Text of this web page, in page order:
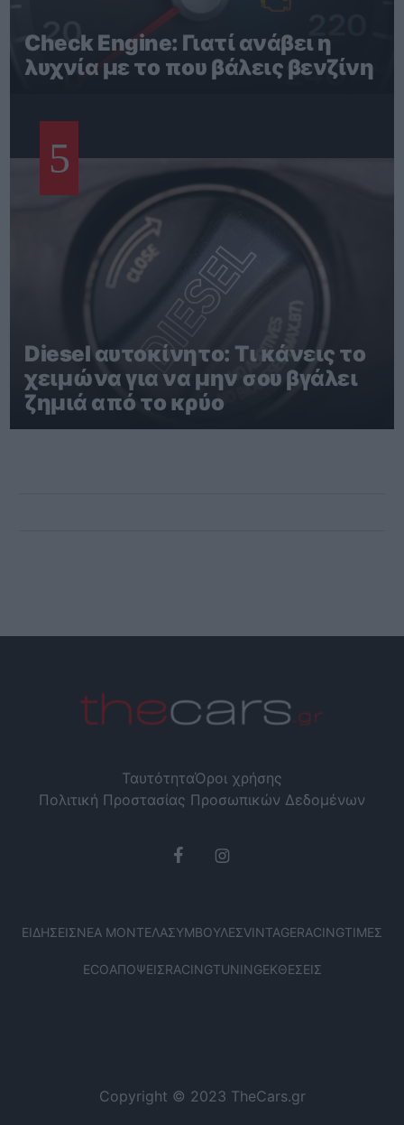
Check Engine: Γιατί ανάβει η
λυχνία με το που βάλεις βενζίνη
5
Diesel αυτοκίνητο: Τι κάνεις το
χειμώνα για να μην σου βγάλει
ζημιά από το κρύο
ΤαυτότηταΌροι χρήσης
Πολιτική Προστασίας Προσωπικών Δεδομένων
ΕΙΔΉΣΕΙΣΝΈΑ ΜΟΝΤΈΛΑΣΥΜΒΟΥΛΈΣVINTAGERACINGΤΙΜΈΣ
ECOΑΠΌΨΕΙΣRACINGTUNINGΕΚΘΈΣΕΙΣ
Copyright © 2023 TheCars.gr